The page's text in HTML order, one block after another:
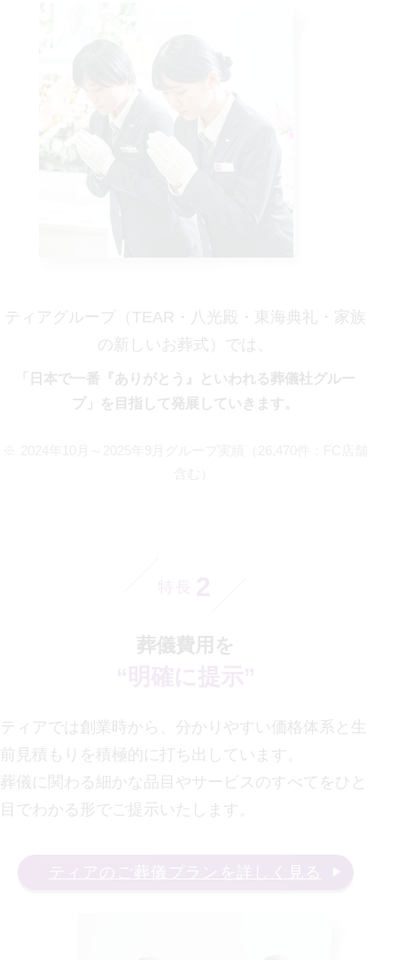
ティアグループ（TEAR・八光殿・東海典礼・家族
の新しいお葬式）では、
「日本で一番『ありがとう』といわれる葬儀社グルー
プ」を目指して発展していきます。
葬儀費用を
ティアでは創業時から、分かりやすい価格体系と生
前見積もりを積極的に打ち出しています。
葬儀に関わる細かな品目やサービスのすべてをひと
目でわかる形でご提示いたします。